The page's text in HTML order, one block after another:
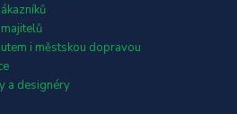
i městskou dopravou
a designéry